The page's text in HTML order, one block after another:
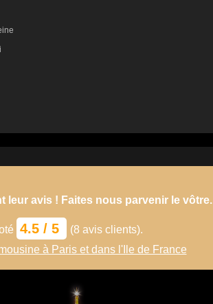
leur avis ! Faites nous parvenir le vôtre.
4.5/ 5 (8 avis clients).
à Paris et dans l'Ile de France